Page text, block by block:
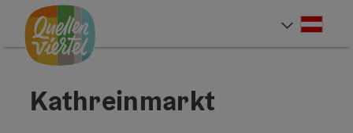
Zum Inhalt
Zur Navigation
Zum Seitenanfang
Kathreinmarkt